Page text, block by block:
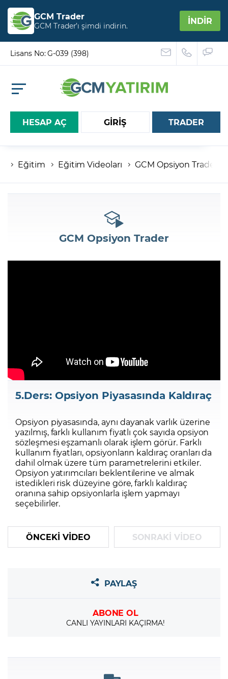
GCM Trader
GCM Trader’ı şimdi indirin. İNDİR
Lisans No: G-039 (398)
HESAP AÇ GİRİŞ
Hesap numaranız
Şifreniz
TRADER
Eğitim Eğitim Videoları GCM Opsiyon Trader
GCM Opsiyon Trader
5.Ders: Opsiyon Piyasasında Kaldıraç
Opsiyon piyasasında, aynı dayanak varlık üzerine
yazılmış, farklı kullanım fiyatlı çok sayıda opsiyon
sözleşmesi eşzamanlı olarak işlem görür. Farklı
kullanım fiyatları, opsiyonların kaldıraç oranları da
dahil olmak üzere tüm parametrelerini etkiler.
Opsiyon yatırımcıları beklentilerine ve almak
istedikleri risk düzeyine göre, farklı kaldıraç
oranına sahip opsiyonlarla işlem yapmayı
seçebilirler.
ÖNCEKİ VİDEO SONRAKİ VİDEO
PAYLAŞ
ABONE OL
CANLI YAYINLARI KAÇIRMA!